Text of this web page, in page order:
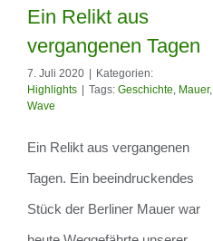
Royal Grass Wave
– Ein Relikt aus
Ein Relikt aus
vergangenen Tagen
7. Juli 2020
Kategorien:
Highlights
Tags: Geschichte, Mauer,
Wave
Ein Relikt aus vergangenen
Tagen. Ein beeindruckendes
Stück der Berliner Mauer war